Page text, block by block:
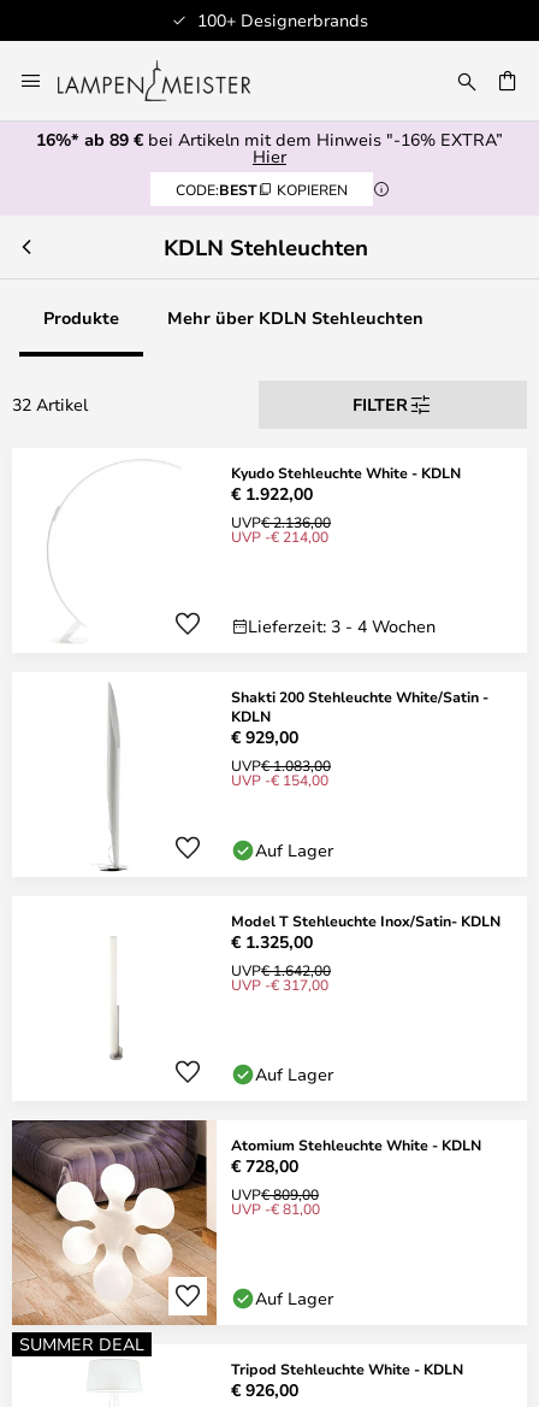
100+ Designerbrands
Inhalt
springen
16%* ab 89 € bei Artikeln mit dem Hinweis "-16% EXTRA”
Hier
CODE:BEST KOPIEREN
KDLN Stehleuchten
Produkte Mehr über KDLN Stehleuchten
32 Artikel FILTER
Kyudo Stehleuchte White - KDLN
€ 1.922,00
UVP€ 2.136,00
UVP -€ 214,00
Lieferzeit: 3 - 4 Wochen
Shakti 200 Stehleuchte White/Satin -
KDLN
€ 929,00
UVP€ 1.083,00
UVP -€ 154,00
Auf Lager
Model T Stehleuchte Inox/Satin- KDLN
€ 1.325,00
UVP€ 1.642,00
UVP -€ 317,00
Auf Lager
Atomium Stehleuchte White - KDLN
€ 728,00
UVP€ 809,00
UVP -€ 81,00
Auf Lager
SUMMER DEAL
Tripod Stehleuchte White - KDLN
€ 926,00